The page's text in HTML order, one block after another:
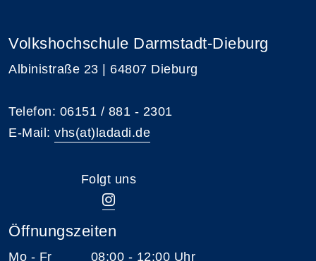
Volkshochschule Darmstadt-Dieburg
Albinistraße 23 | 64807 Dieburg
Telefon: 06151 / 881 - 2301
E-Mail: vhs(at)ladadi.de
Folgt uns
Öffnungszeiten
Mo - Fr 08:00 - 12:00 Uhr